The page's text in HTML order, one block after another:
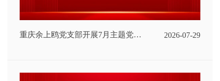
重庆余上鸥党支部开展7月主题党日
2026-07-29